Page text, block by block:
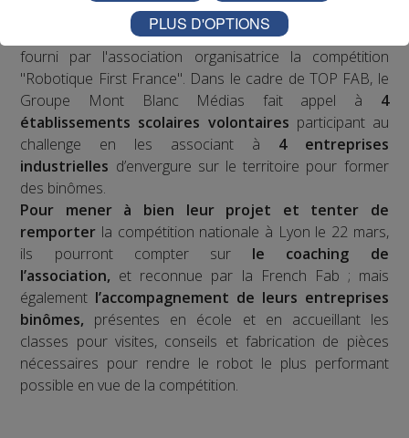
Les jeunes des établissements scolaires doivent
fabriquer un robot à partir d'un kit de pièces détachées
fourni par l'association organisatrice la compétition
"Robotique First France". Dans le cadre de TOP FAB, le
Groupe Mont Blanc Médias fait appel à 4
établissements scolaires volontaires participant au
challenge en les associant à 4 entreprises
industrielles d’envergure sur le territoire pour former
des binômes.
Pour mener à bien leur projet et tenter de
remporter la compétition nationale à Lyon le 22 mars,
ils pourront compter sur le coaching de
l’association, et reconnue par la French Fab ; mais
également l’accompagnement de leurs entreprises
binômes, présentes en école et en accueillant les
classes pour visites, conseils et fabrication de pièces
nécessaires pour rendre le robot le plus performant
possible en vue de la compétition.
PLUS D'OPTIONS